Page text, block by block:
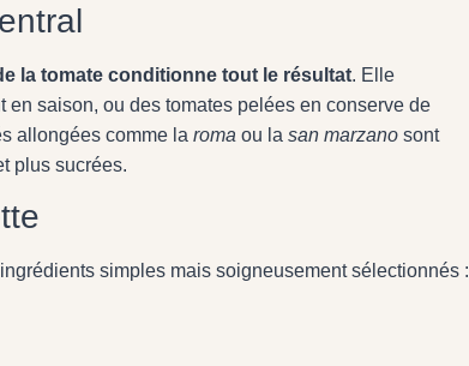
la tomate conditionne tout le résultat. Elle
en saison, ou des tomates pelées en conserve de
allongées comme la roma ou la san marzano sont
plus sucrées.
simples mais soigneusement sélectionnés :